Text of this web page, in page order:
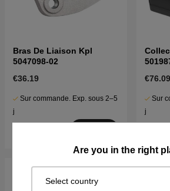
Are you in the right
Select country
Bras De Liaison Kpl
5047098-02
€36.19
Sur commande. Exp. sous 2–5
j
€76.09
Sur
j